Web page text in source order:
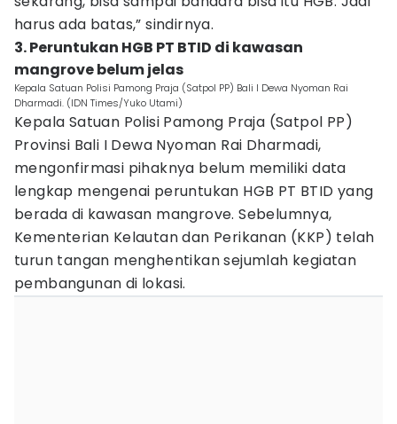
harus ada batas,” sindirnya.
3. Peruntukan HGB PT BTID di kawasan
mangrove belum jelas
Kepala Satuan Polisi Pamong Praja (Satpol PP) Bali I Dewa Nyoman Rai
Dharmadi. (IDN Times/Yuko Utami)
Kepala Satuan Polisi Pamong Praja (Satpol PP)
Provinsi Bali I Dewa Nyoman Rai Dharmadi,
mengonfirmasi pihaknya belum memiliki data
lengkap mengenai peruntukan HGB PT BTID yang
berada di kawasan mangrove. Sebelumnya,
Kementerian Kelautan dan Perikanan (KKP) telah
turun tangan menghentikan sejumlah kegiatan
pembangunan di lokasi.